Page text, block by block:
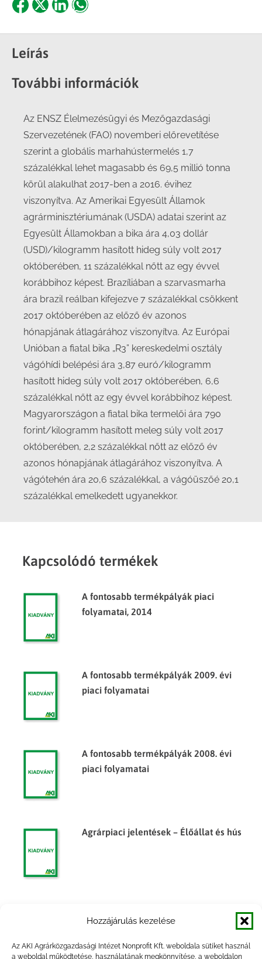
Hozzájárulás kezelése
Az AKI Agrárközgazdasági Intézet Nonprofit Kft. weboldala sütiket használ
a weboldal működtetése, használatának megkönnyítése, a weboldalon
Share
Facebook
Share
X
ShareShare
Leírás
További információk
Az ENSZ Élelmezésügyi és Mezőgazdasági
Szervezetének (FAO) novemberi előrevetítése
szerint a globális marhahústermelés 1,7
százalékkal lehet magasabb és 69,5 millió tonna
körül alakulhat 2017-ben a 2016. évihez
viszonyítva. Az Amerikai Egyesült Államok
agrárminisztériumának (USDA) adatai szerint az
Egyesült Államokban a bika ára 4,03 dollár
(USD)/kilogramm hasított hideg súly volt 2017
októberében, 11 százalékkal nőtt az egy évvel
korábbihoz képest. Brazíliában a szarvasmarha
ára brazil reálban kifejezve 7 százalékkal csökkent
2017 októberében az előző év azonos
hónapjának átlagárához viszonyítva. Az Európai
Unióban a fiatal bika „R3” kereskedelmi osztály
vágóhídi belépési ára 3,87 euró/kilogramm
hasított hideg súly volt 2017 októberében, 6,6
százalékkal nőtt az egy évvel korábbihoz képest.
Magyarországon a fiatal bika termelői ára 790
forint/kilogramm hasított meleg súly volt 2017
októberében, 2,2 százalékkal nőtt az előző év
azonos hónapjának átlagárához viszonyítva. A
vágótehén ára 20,6 százalékkal, a vágóüszőé 20,1
százalékkal emelkedett ugyanekkor.
Kapcsolódó termékek
A fontosabb termékpályák piaci
folyamatai, 2014
A fontosabb termékpályák 2009. évi
piaci folyamatai
A fontosabb termékpályák 2008. évi
piaci folyamatai
Agrárpiaci jelentések – Élőállat és hús
árumérlege, 2010. év